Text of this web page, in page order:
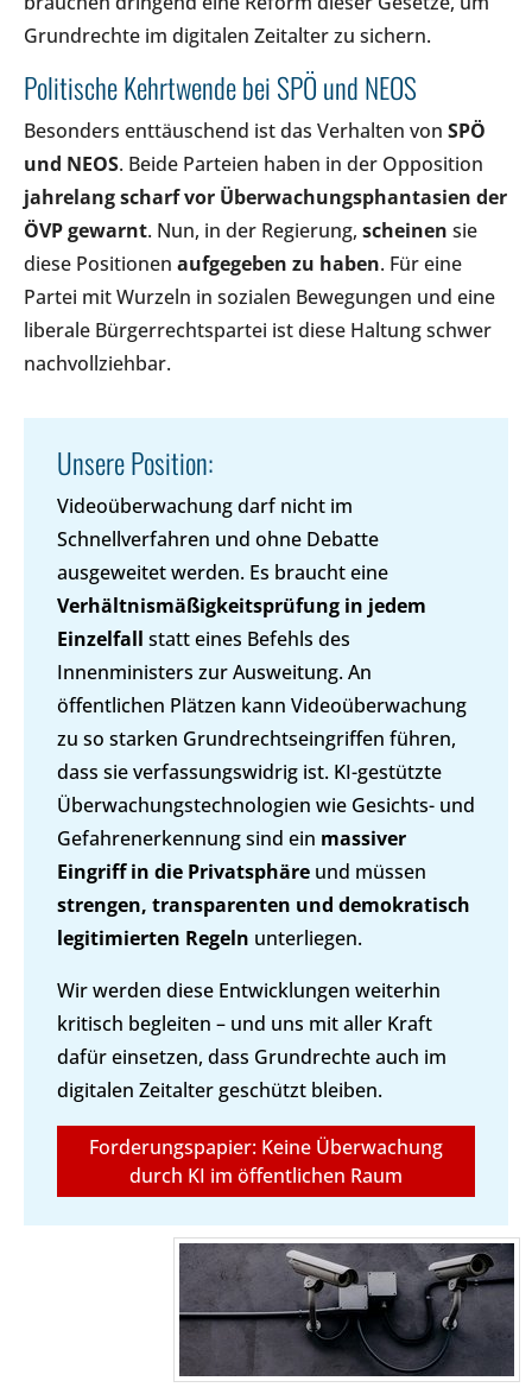
Grundrechte im digitalen Zeitalter zu sichern.
Politische Kehrtwende bei SPÖ und NEOS
Besonders enttäuschend ist das Verhalten von SPÖ
und NEOS. Beide Parteien haben in der Opposition
jahrelang scharf vor Überwachungsphantasien der
ÖVP gewarnt. Nun, in der Regierung, scheinen sie
diese Positionen aufgegeben zu haben. Für eine
Partei mit Wurzeln in sozialen Bewegungen und eine
liberale Bürgerrechtspartei ist diese Haltung schwer
nachvollziehbar.
Unsere Position:
Videoüberwachung darf nicht im
Schnellverfahren und ohne Debatte
ausgeweitet werden. Es braucht eine
Verhältnismäßigkeitsprüfung in jedem
Einzelfall statt eines Befehls des
Innenministers zur Ausweitung. An
öffentlichen Plätzen kann Videoüberwachung
zu so starken Grundrechtseingriffen führen,
dass sie verfassungswidrig ist. KI-gestützte
Überwachungstechnologien wie Gesichts- und
Gefahrenerkennung sind ein massiver
Eingriff in die Privatsphäre und müssen
strengen, transparenten und demokratisch
legitimierten Regeln unterliegen.
Wir werden diese Entwicklungen weiterhin
kritisch begleiten – und uns mit aller Kraft
dafür einsetzen, dass Grundrechte auch im
digitalen Zeitalter geschützt bleiben.
Forderungspapier: Keine Überwachung
durch KI im öffentlichen Raum